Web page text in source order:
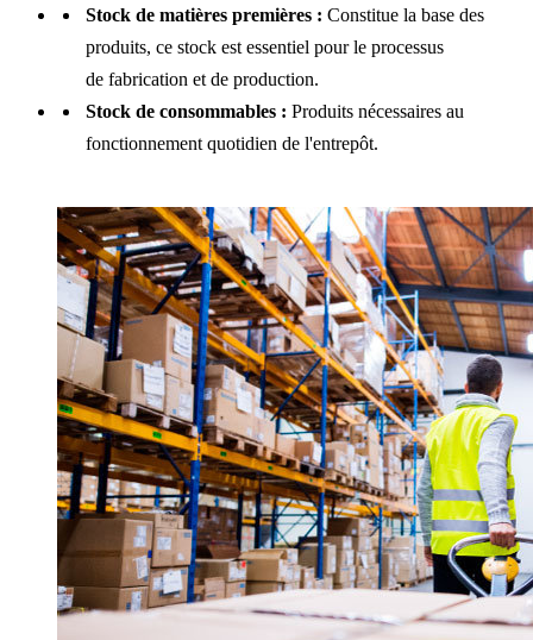
Stock de matières premières : Constitue la base des
produits, ce stock est essentiel pour le processus
de fabrication et de production.
Stock de consommables : Produits nécessaires au
fonctionnement quotidien de l'entrepôt.